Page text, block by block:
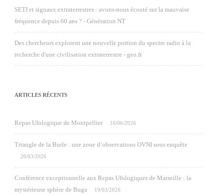
SETI et signaux extraterrestres : avons-nous écouté sur la mauvaise
fréquence depuis 60 ans ? - Génération NT
Des chercheurs explorent une nouvelle portion du spectre radio à la
recherche d'une civilisation extraterrestre - geo.fr
ARTICLES RÉCENTS
Repas Ufologique de Montpellier 16/06/2026
Triangle de la Burle : une zone d’observations OVNI sous enquête
28/03/2026
Conférence exceptionnelle aux Repas Ufologiques de Marseille : la
mystérieuse sphère de Buga
19/03/2026